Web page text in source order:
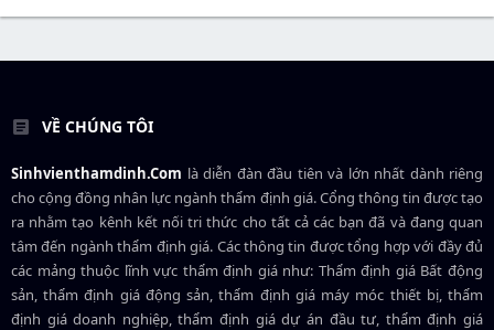
VỀ CHÚNG TÔI
Sinhvienthamdinh.Com là diễn đàn đầu tiên và lớn nhất dành riêng
cho cộng đồng nhân lực ngànhthẩm định giá. Cổng thông tin được tạo
ra nhằm tạo kênh kết nối tri thức cho tất cả các bạn đã và đang quan
tâm đến ngành thẩm định giá. Các thông tin được tổng hợp với đầy đủ
các mảng thuộc lĩnh vực thẩm định giá như: Thẩm định giá Bất động
sản, thẩm định giá động sản, thẩm định giá máy móc thiết bị, thẩm
định giá doanh nghiệp, thẩm định giá dự án đầu tư, thẩm định giá